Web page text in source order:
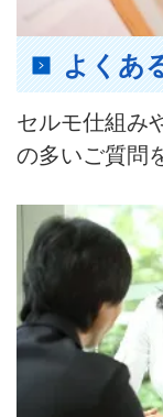
よくあ
セルモ仕組み
の多いご質問